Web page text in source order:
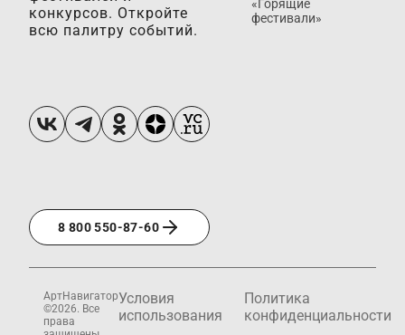
конкурсов. Откройте
всю палитру событий.
8 800 550-87-60
«Горящие
фестивали»
АртНавигатор
©2026. Все
права
Условия
использования
Политика
конфиденциальности